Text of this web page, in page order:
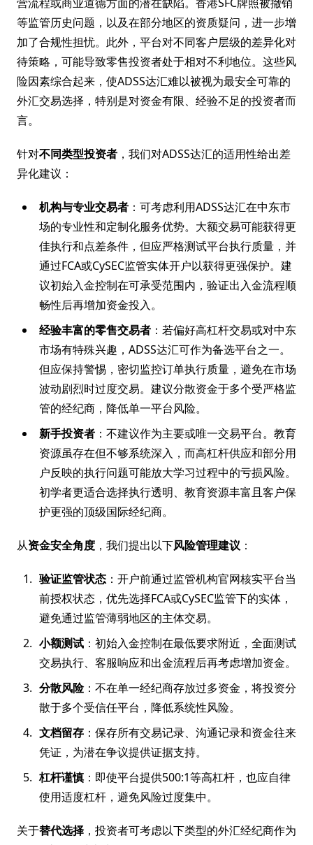
等监管历史问题，以及在部分地区的资质疑问，进一步增
加了合规性担忧。此外，平台对不同客户层级的差异化对
待策略，可能导致零售投资者处于相对不利地位。这些风
险因素综合起来，使ADSS达汇难以被视为最安全可靠的
外汇交易选择，特别是对资金有限、经验不足的投资者而
言。
针对不同类型投资者 ，我们对ADSS达汇的适用性给出差
异化建议：
机构与专业交易者 ：可考虑利用ADSS达汇在中东市
场的专业性和定制化服务优势。大额交易可能获得更
佳执行和点差条件，但应严格测试平台执行质量，并
通过FCA或CySEC监管实体开户以获得更强保护。建
议初始入金控制在可承受范围内，验证出入金流程顺
畅性后再增加资金投入。
经验丰富的零售交易者 ：若偏好高杠杆交易或对中东
市场有特殊兴趣，ADSS达汇可作为备选平台之一。
但应保持警惕，密切监控订单执行质量，避免在市场
波动剧烈时过度交易。建议分散资金于多个受严格监
管的经纪商，降低单一平台风险。
新手投资者 ：不建议作为主要或唯一交易平台。教育
资源虽存在但不够系统深入，而高杠杆供应和部分用
户反映的执行问题可能放大学习过程中的亏损风险。
初学者更适合选择执行透明、教育资源丰富且客户保
护更强的顶级国际经纪商。
从资金安全角度 ，我们提出以下风险管理建议 ：
验证监管状态 ：开户前通过监管机构官网核实平台当
前授权状态，优先选择FCA或CySEC监管下的实体，
避免通过监管薄弱地区的主体交易。
小额测试 ：初始入金控制在最低要求附近，全面测试
交易执行、客服响应和出金流程后再考虑增加资金。
分散风险：不在单一经纪商存放过多资金，将投资分
散于多个受信任平台，降低系统性风险。
文档留存 ：保存所有交易记录、沟通记录和资金往来
凭证，为潜在争议提供证据支持。
杠杆谨慎 ：即使平台提供500:1等高杠杆，也应自律
使用适度杠杆，避免风险过度集中。
关于替代选择 ，投资者可考虑以下类型的外汇经纪商作为